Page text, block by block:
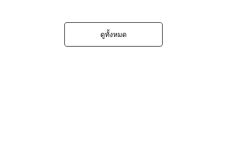
ดูทั้งหมด